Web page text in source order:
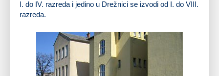
I. do IV. razreda i jedino u Drežnici se izvodi od I. do VIII.
razreda.